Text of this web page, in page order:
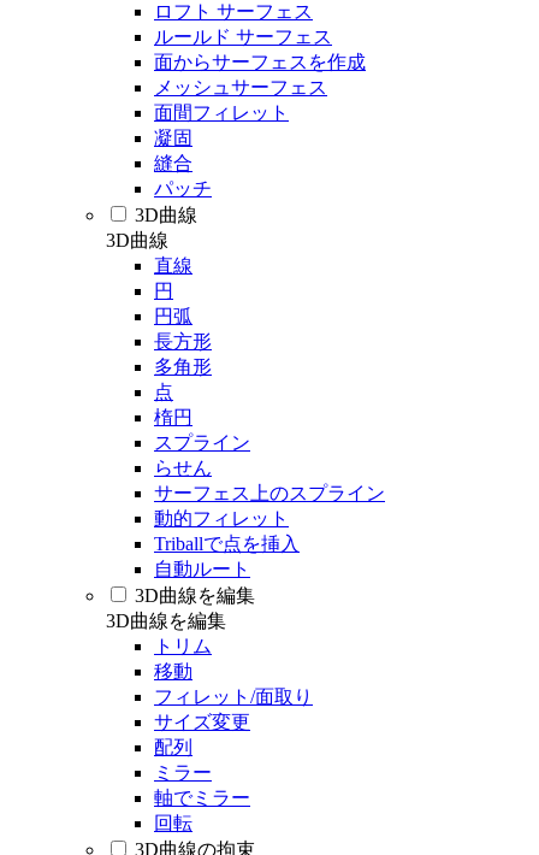
ロフト サーフェス
ルールド サーフェス
面からサーフェスを作成
メッシュサーフェス
面間フィレット
凝固
縫合
パッチ
3D曲線
3D曲線
直線
円
円弧
長方形
多角形
点
楕円
スプライン
らせん
サーフェス上のスプライン
動的フィレット
Triballで点を挿入
自動ルート
3D曲線を編集
3D曲線を編集
トリム
移動
フィレット/面取り
サイズ変更
配列
ミラー
軸でミラー
回転
3D曲線の拘束